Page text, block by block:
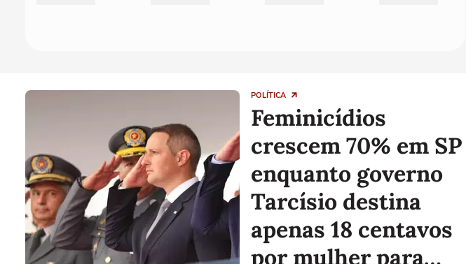
POLÍTICA
Feminicídios
crescem 70% em SP
enquanto governo
Tarcísio destina
apenas 18 centavos
por mulher para